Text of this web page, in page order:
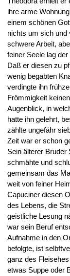
ihre arme
einem schönen
nichts um sich und
schwere Arbeit,
feiner Seele lag
Daß er diesen zu
wenig begabten
verdingte ihn
Frömmigkeit
Augenblick, in
hatte ihn gelehrt,
zählte ungefähr
Zeit war er schon
Sein älterer Bruder
schmähte und
gemeinsam das
weit von feiner
Capuciner diesen
des Lebens, die
geistliche Lesung
war sein Beruf
Aufnahme in den
befolgte, ist
ganz des
etwas Suppe oder